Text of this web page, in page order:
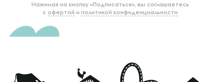
Нажимая на кнопку «Подписаться», вы соглашаетесь
с офертой и политикой конфиденциальности